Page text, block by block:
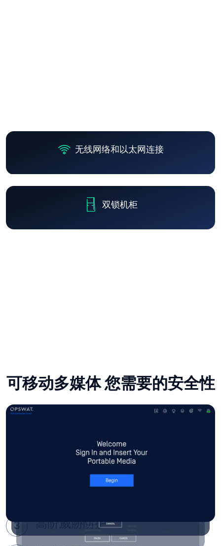
无线网络和以太网连接
双锁机柜
可移动多媒体 您需要的安全性
置，包括预加固的操作系统、预安装的
MetaDefender Kiosk 软件、以太网、Wi-Fi 和任何必
高阶威胁防护